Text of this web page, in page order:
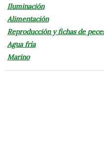
Iluminación
Alimentación
Reproducción y fichas de
Agua fría
Marino